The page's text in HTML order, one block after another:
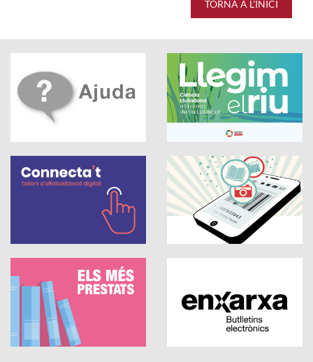
TORNA A L'INICI